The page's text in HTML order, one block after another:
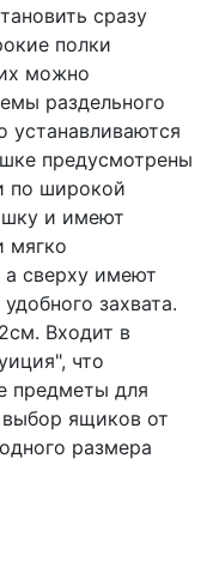
сразу
полки
можно
раздельного
устанавливаются
предусмотрены
по широкой
и имеют
мягко
сверху имеют
захвата.
Входит в
что
предметы для
ящиков от
размера